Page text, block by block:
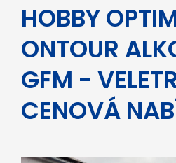
HOBBY
ONTOUR
GFM -
CENOVÁ